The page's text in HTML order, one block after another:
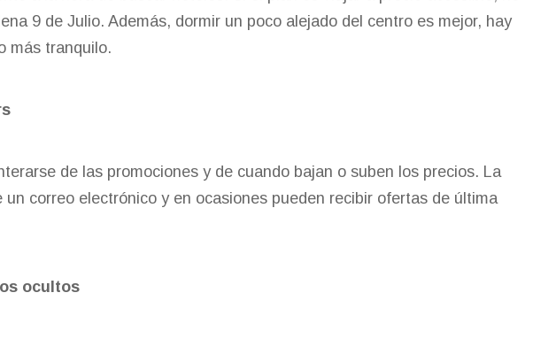
9 de Julio. Además, dormir un poco alejado del centro es mejor, hay
más tranquilo.
de las promociones y de cuando bajan o suben los precios. La
correo electrónico y en ocasiones pueden recibir ofertas de última
ocultos